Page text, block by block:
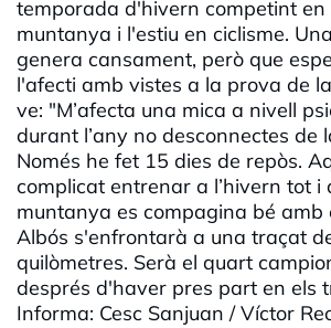
temporada d'hivern competint en
muntanya i l'estiu en ciclisme.
genera cansament, però que
l'afecti amb vistes a la prova de
ve: "M’afecta una mica a nivell
durant l’any no desconnectes de
Només he fet 15 dies de repòs.
complicat entrenar a l’hivern tot i
muntanya es compagina bé amb
Albós s'enfrontarà a una traçat
quilòmetres. Serà el quart
després d'haver pres part en els
Informa: Cesc Sanjuan / Víctor